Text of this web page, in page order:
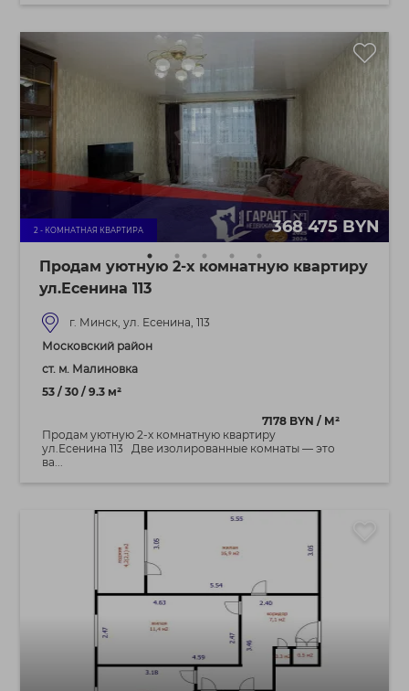
2 - КОМНАТНАЯ КВАРТИРА 368 475 BYN
Продам уютную 2-х комнатную квартиру
ул.Есенина 113
г. Минск, ул. Есенина, 113
Московский район
ст. м. Малиновка
53 / 30 / 9.3 м²
7178 BYN / М²
Продам уютную 2-х комнатную квартиру
ул.Есенина 113 Две изолированные комнаты — это
ва...